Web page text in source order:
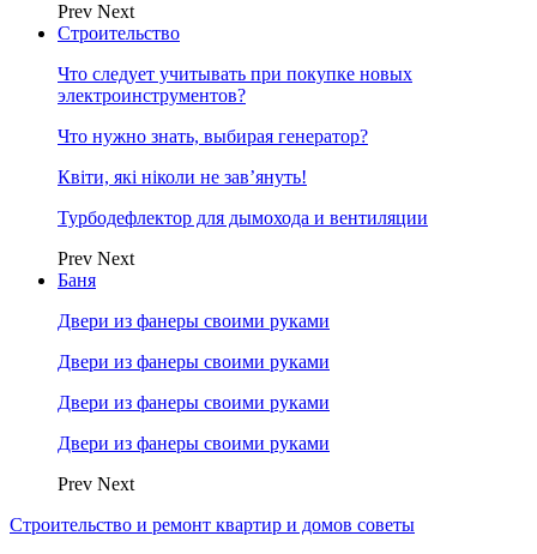
Prev Next
Строительство
Что следует учитывать при покупке новых
электроинструментов?
Что нужно знать, выбирая генератор?
Квіти, які ніколи не зав’януть!
Турбодефлектор для дымохода и вентиляции
Prev Next
Баня
Двери из фанеры своими руками
Двери из фанеры своими руками
Двери из фанеры своими руками
Двери из фанеры своими руками
Prev Next
Строительство и ремонт квартир и домов советы